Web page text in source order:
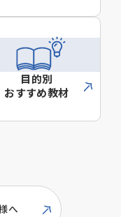
目的別
おすすめ教材
へ